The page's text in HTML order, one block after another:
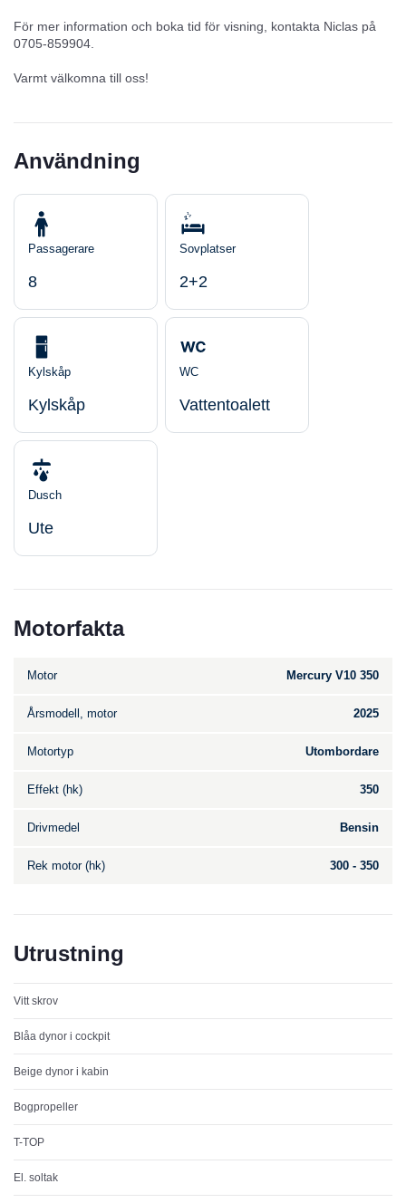
För mer information och boka tid för visning, kontakta Niclas på
0705-859904.
Varmt välkomna till oss!
Användning
Passagerare
8
Sovplatser
2+2
Kylskåp
Kylskåp
WC
Vattentoalett
Dusch
Ute
Motorfakta
Motor Mercury V10 350
Årsmodell, motor 2025
Motortyp Utombordare
Effekt (hk) 350
Drivmedel Bensin
Rek motor (hk) 300 - 350
Utrustning
Vitt skrov
Blåa dynor i cockpit
Beige dynor i kabin
Bogpropeller
T-TOP
El. soltak